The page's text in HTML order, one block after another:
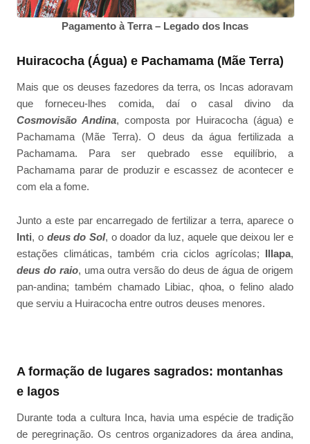
Pagamento à Terra – Legado dos Incas
Huiracocha (Água) e Pachamama (Mãe Terra)
Mais que os deuses fazedores da terra, os Incas adoravam
que forneceu-lhes comida, daí o casal divino da
Cosmovisão Andina, composta por Huiracocha (água) e
Pachamama (Mãe Terra). O deus da água fertilizada a
Pachamama. Para ser quebrado esse equilíbrio, a
Pachamama parar de produzir e escassez de acontecer e
com ela a fome.
Junto a este par encarregado de fertilizar a terra, aparece o
Inti, o deus do Sol, o doador da luz, aquele que deixou ler e
estações climáticas, também cria ciclos agrícolas; Illapa,
deus do raio, uma outra versão do deus de água de origem
pan-andina; também chamado Libiac, qhoa, o felino alado
que serviu a Huiracocha entre outros deuses menores.
A formação de lugares sagrados: montanhas
e lagos
Durante toda a cultura Inca, havia uma espécie de tradição
de peregrinação. Os centros organizadores da área andina,